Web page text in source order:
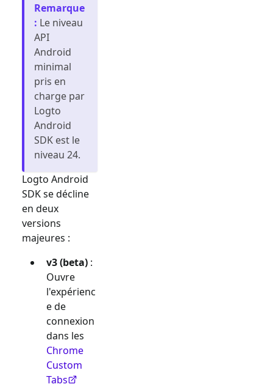
Remarque
: Le niveau
API
Android
minimal
pris en
charge par
Logto
Android
SDK est le
niveau 24.
Logto Android
SDK se décline
en deux
versions
majeures :
v3 (beta) :
Ouvre
l'expérienc
e de
connexion
dans les
Chrome
Custom
Tabs